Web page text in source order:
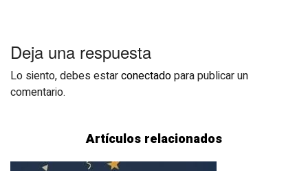
Deja una respuesta
Lo siento, debes estarconectadopara publicar un
comentario.
Artículos relacionados